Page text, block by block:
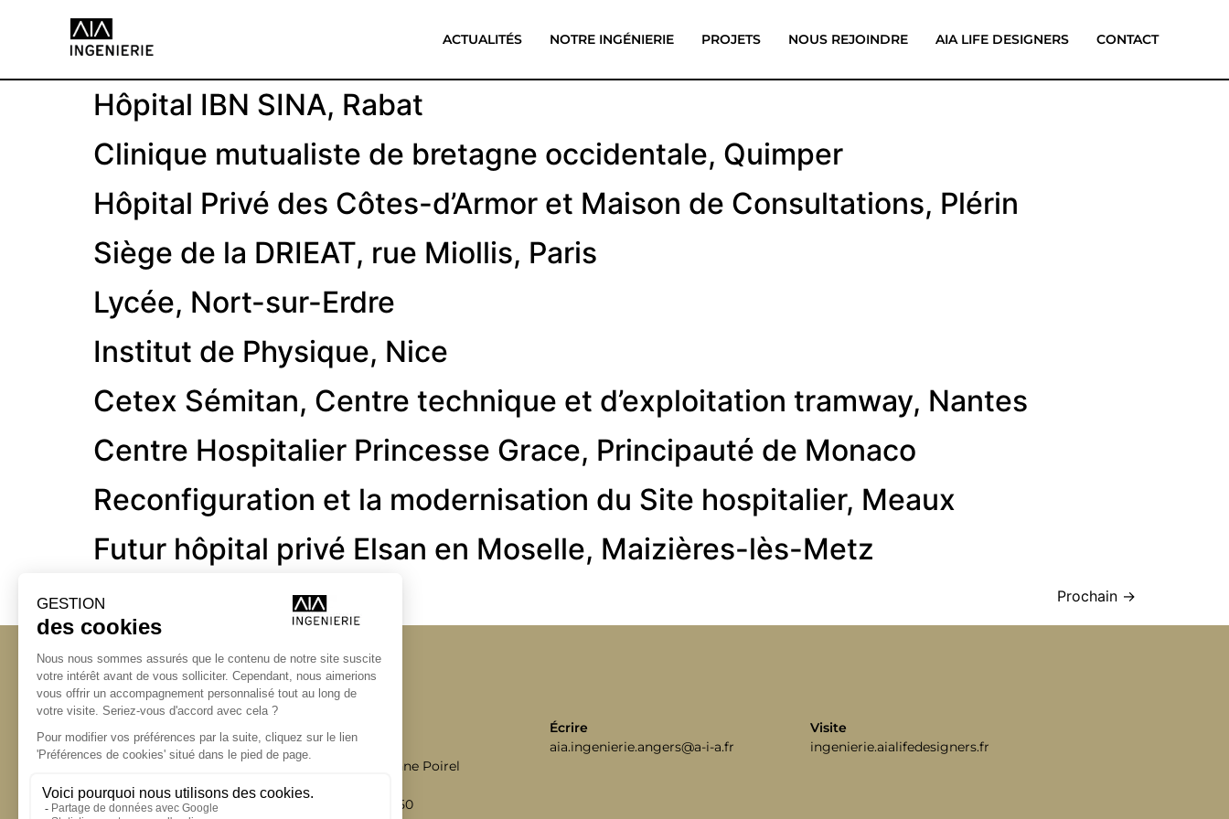
ACTUALITÉS NOTRE INGÉNIERIE PROJETS NOUS REJOINDRE AIA LIFE DESIGNERS CONTACT
Hôpital IBN SINA, Rabat
Clinique mutualiste de bretagne occidentale, Quimper
Hôpital Privé des Côtes-d’Armor et Maison de Consultations, Plérin
Siège de la DRIEAT, rue Miollis, Paris
Lycée, Nort-sur-Erdre
Institut de Physique, Nice
Cetex Sémitan, Centre technique et d’exploitation tramway, Nantes
Centre Hospitalier Princesse Grace, Principauté de Monaco
Reconfiguration et la modernisation du Site hospitalier, Meaux
Futur hôpital privé Elsan en Moselle, Maizières-lès-Metz
← Prochain →
Bordeaux
Nantes
Paris
La Station A,
14 boulevard Yvonne Poirel
49000 Angers
+33 (0)2 41 36 88 50
Écrire
aia.ingenierie.angers@a-i-a.fr
Visite
ingenierie.aialifedesigners.fr